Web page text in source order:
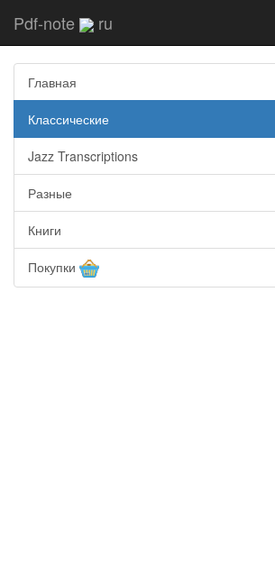
Pdf-note ru
Главная
Классические
Jazz Transcriptions
Разные
Книги
Покупки